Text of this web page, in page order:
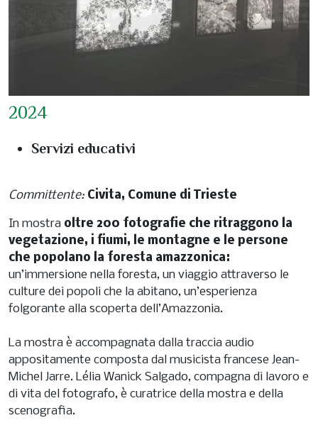
2024
Servizi educativi
Committente: Civita, Comune di Trieste
In mostra oltre 200 fotografie che ritraggono la
vegetazione, i fiumi, le montagne e le persone
che popolano la foresta amazzonica:
un’immersione nella foresta, un viaggio attraverso le
culture dei popoli che la abitano, un’esperienza
folgorante alla scoperta dell’Amazzonia.
La mostra è accompagnata dalla traccia audio
appositamente composta dal musicista francese Jean-
Michel Jarre. Lélia Wanick Salgado, compagna di lavoro e
di vita del fotografo, è curatrice della mostra e della
scenografia.